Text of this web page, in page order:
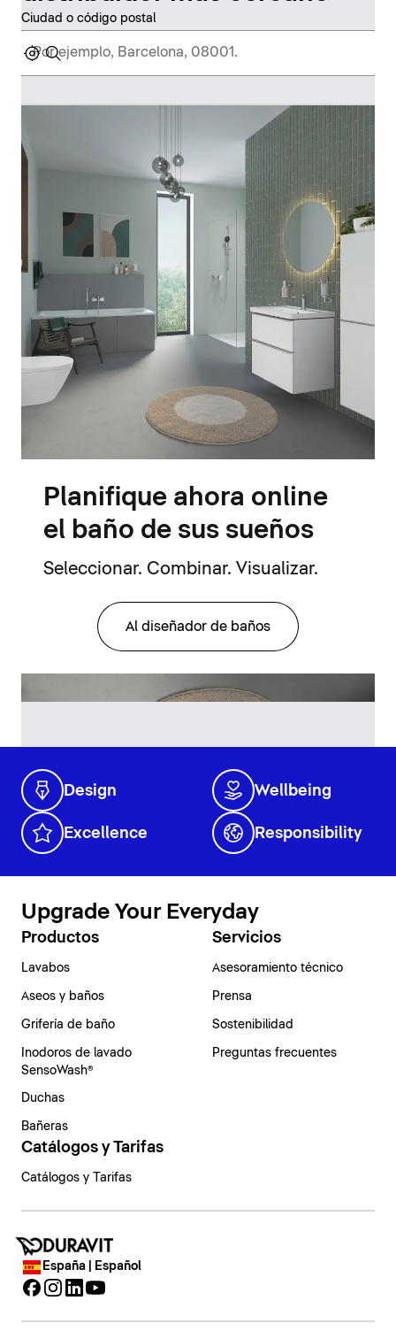
Ciudad o código postal
Planifique ahora online
el baño de sus sueños
Seleccionar. Combinar. Visualizar.
Al diseñador de baños
Design Wellbeing
Excellence Responsibility
Upgrade Your Everyday
Productos
Lavabos
Aseos y baños
Grifería de baño
Inodoros de lavado
SensoWash®
Duchas
Bañeras
Servicios
Asesoramiento técnico
Prensa
Sostenibilidad
Preguntas frecuentes
Catálogos y Tarifas
Catálogos y Tarifas
España | Español